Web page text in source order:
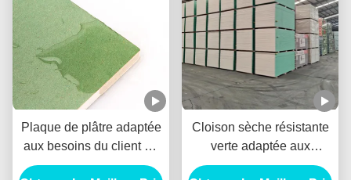
Plaque de plâtre adaptée
aux besoins du client de
résistant à l'eau avec
Cloison sèche résistante
verte adaptée aux
besoins du client